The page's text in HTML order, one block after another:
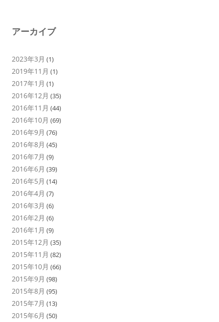
アーカイブ
2023年3月 (1)
2019年11月 (1)
2017年1月 (1)
2016年12月 (35)
2016年11月 (44)
2016年10月 (69)
2016年9月 (76)
2016年8月 (45)
2016年7月 (9)
2016年6月 (39)
2016年5月 (14)
2016年4月 (7)
2016年3月 (6)
2016年2月 (6)
2016年1月 (9)
2015年12月 (35)
2015年11月 (82)
2015年10月 (66)
2015年9月 (98)
2015年8月 (95)
2015年7月 (13)
2015年6月 (50)